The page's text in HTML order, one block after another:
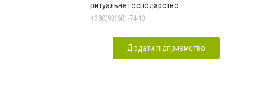
ритуальне господарство
+380(93)681-74-13
Додати підприємство